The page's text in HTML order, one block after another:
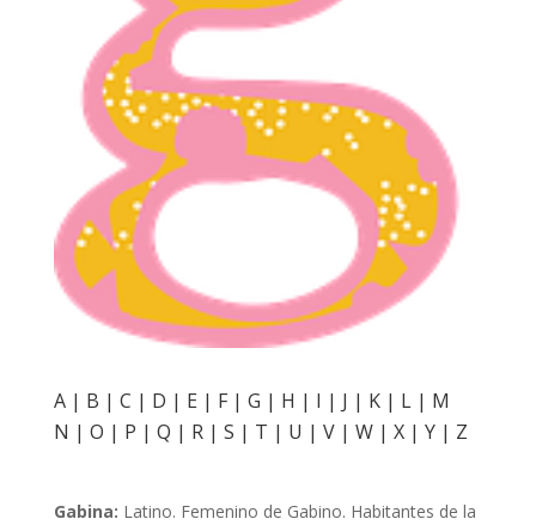
A| B | C | D | E | F| G | H | I | J | K| L| M
N | O | P | Q | R| S | T | U | V| W| X| Y| Z
Gabina: Latino. Femenino de Gabino. Habitantes de la